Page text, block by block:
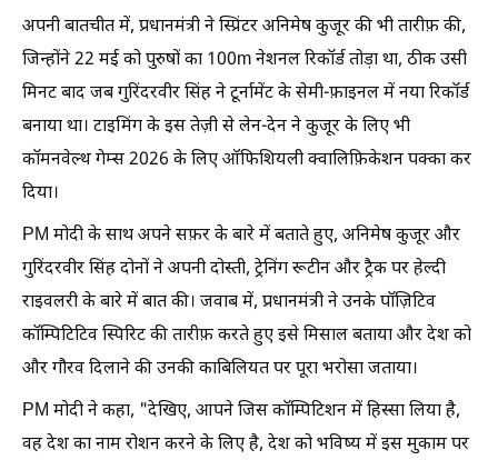
अपनी बातचीत में, प्रधानमंत्री ने स्प्रिंटर अनिमेष कुजूर की भी तारीफ़ की,
जिन्होंने 22 मई को पुरुषों का 100m नेशनल रिकॉर्ड तोड़ा था, ठीक उसी
मिनट बाद जब गुरिंदरवीर सिंह ने टूर्नामेंट के सेमी-फ़ाइनल में नया रिकॉर्ड
बनाया था। टाइमिंग के इस तेज़ी से लेन-देन ने कुजूर के लिए भी
कॉमनवेल्थ गेम्स 2026 के लिए ऑफिशियली क्वालिफ़िकेशन पक्का कर
दिया।
PM मोदी के साथ अपने सफ़र के बारे में बताते हुए, अनिमेष कुजूर और
गुरिंदरवीर सिंह दोनों ने अपनी दोस्ती, ट्रेनिंग रूटीन और ट्रैक पर हेल्दी
राइवलरी के बारे में बात की। जवाब में, प्रधानमंत्री ने उनके पॉज़िटिव
कॉम्पिटिटिव स्पिरिट की तारीफ़ करते हुए इसे मिसाल बताया और देश को
और गौरव दिलाने की उनकी काबिलियत पर पूरा भरोसा जताया।
PM मोदी ने कहा, "देखिए, आपने जिस कॉम्पिटिशन में हिस्सा लिया है,
वह देश का नाम रोशन करने के लिए है, देश को भविष्य में इस मुकाम पर